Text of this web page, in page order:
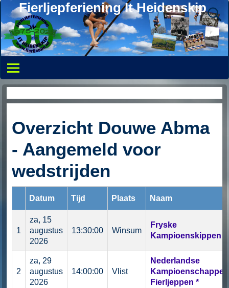
Fierljepferiening It Heidenskip
Overzicht Douwe Abma
- Aangemeld voor
wedstrijden
Datum Tijd Plaats Naam
1
za, 15
augustus
2026
13:30:00 Winsum
Fryske
Kampioenskippen
2
za, 29
augustus
2026
14:00:00 Vlist
Nederlandse
Kampioenschappen
Fierljeppen *